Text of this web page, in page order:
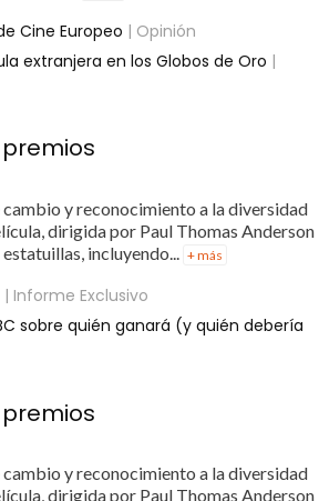
Cine Europeo | Opinión
extranjera en los Globos de Oro |
y reconocimiento a la diversidad
dirigida por Paul Thomas Anderson
incluyendo... + más
| Informe Exclusivo
sobre quién ganará (y quién debería
y reconocimiento a la diversidad
dirigida por Paul Thomas Anderson